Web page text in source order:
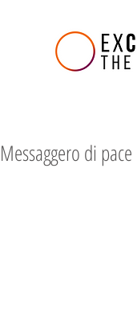
Messaggero di pace